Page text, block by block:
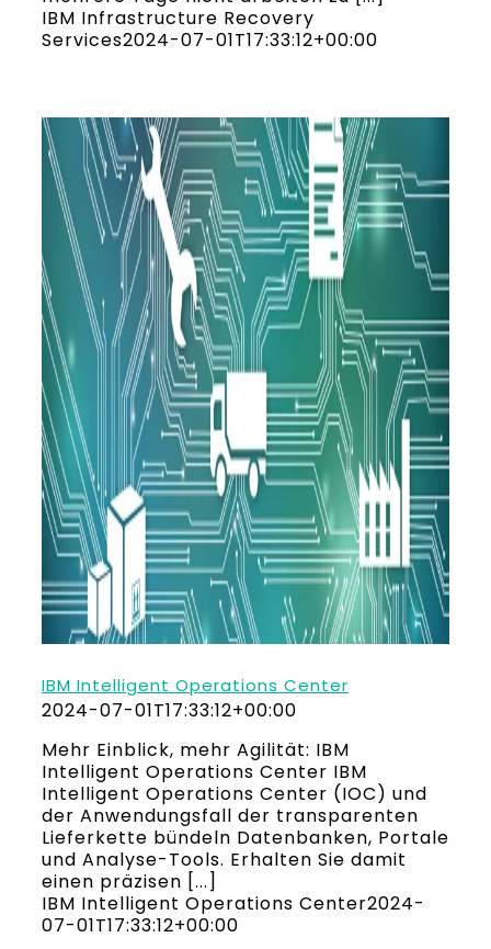
IBM Infrastructure Recovery
Services2024-07-01T17:33:12+00:00
IBM Intelligent Operations Center
2024-07-01T17:33:12+00:00
Mehr Einblick, mehr Agilität: IBM
Intelligent Operations Center IBM
Intelligent Operations Center (IOC) und
der Anwendungsfall der transparenten
Lieferkette bündeln Datenbanken, Portale
und Analyse-Tools. Erhalten Sie damit
einen präzisen [...]
IBM Intelligent Operations Center2024-
07-01T17:33:12+00:00